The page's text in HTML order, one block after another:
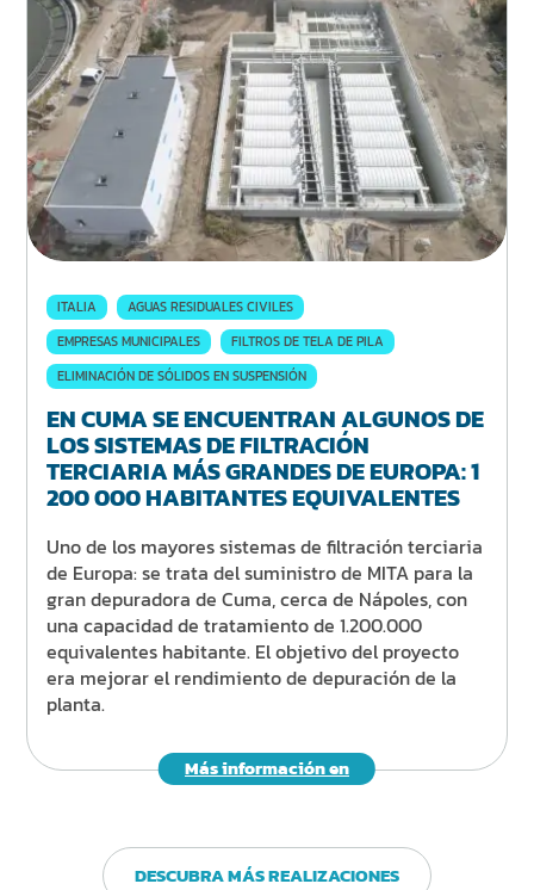
ITALIA
AGUAS RESIDUALES CIVILES
EMPRESAS MUNICIPALES
FILTROS DE TELA DE PILA
ELIMINACIÓN DE SÓLIDOS EN SUSPENSIÓN
EN CUMA SE ENCUENTRAN ALGUNOS DE
LOS SISTEMAS DE FILTRACIÓN
TERCIARIA MÁS GRANDES DE EUROPA: 1
200 000 HABITANTES EQUIVALENTES
Uno de los mayores sistemas de filtración terciaria
de Europa: se trata del suministro de MITA para la
gran depuradora de Cuma, cerca de Nápoles, con
una capacidad de tratamiento de 1.200.000
equivalentes habitante. El objetivo del proyecto
era mejorar el rendimiento de depuración de la
planta.
Más información en
DESCUBRA MÁS REALIZACIONES